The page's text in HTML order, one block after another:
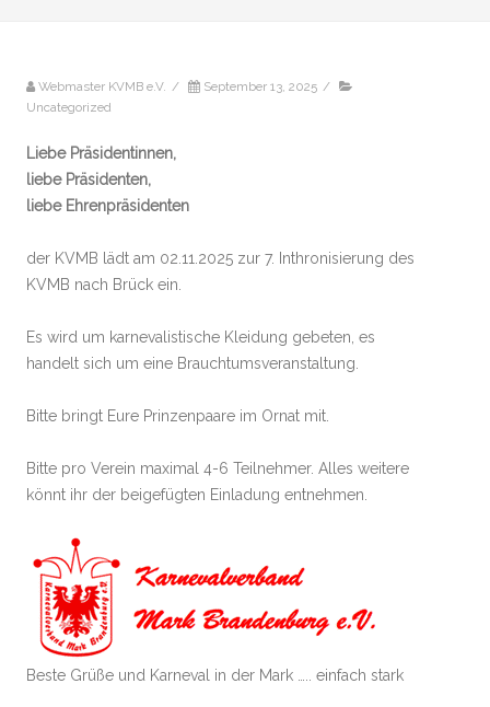
Webmaster KVMB e.V. / September 13, 2025 /
Uncategorized
Liebe Präsidentinnen,
liebe Präsidenten,
liebe Ehrenpräsidenten
der KVMB lädt am 02.11.2025 zur 7. Inthronisierung des
KVMB nach Brück ein.
Es wird um karnevalistische Kleidung gebeten, es
handelt sich um eine Brauchtumsveranstaltung.
Bitte bringt Eure Prinzenpaare im Ornat mit.
Bitte pro Verein maximal 4-6 Teilnehmer. Alles weitere
könnt ihr der beigefügten Einladung entnehmen.
Beste Grüße und Karneval in der Mark ….. einfach stark